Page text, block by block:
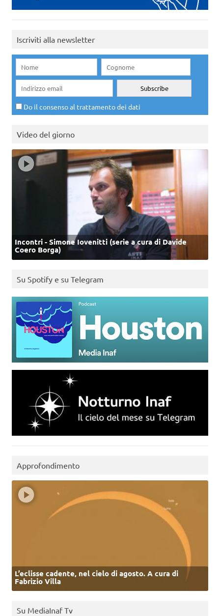
Iscriviti alla newsletter
Do il consenso al trattamento dei dati
Video del giorno
Incontri - Simone Iovenitti (serie a cura di Davide
Coero Borga)
Su Spotify e su Telegram
Approfondimento
L’eclisse cadente, nel cielo di agosto. A cura di
Fabrizio Villa
Su MediaInaf Tv